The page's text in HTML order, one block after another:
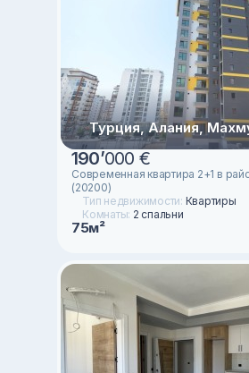
Турция, Алания,
190’000 €
Современная квартира 2+1 в
(20200)
Тип недвижимости: Квартиры
Комнаты: 2 спальни
75м²